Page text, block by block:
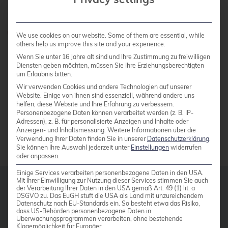
Meet us
Do you have any questions?
0800 credati(v)
+49 2161 9174200
Write e-mail
CONTACT US
From our blog
We use cookies on our website. Some of them are essential, while
others help us improve this site and your experience.
Wenn Sie unter 16 Jahre alt sind und Ihre Zustimmung zu freiwilligen
Diensten geben möchten, müssen Sie Ihre Erziehungsberechtigten
um Erlaubnis bitten.
Wir verwenden Cookies und andere Technologien auf unserer
Website. Einige von ihnen sind essenziell, während andere uns
helfen, diese Website und Ihre Erfahrung zu verbessern.
Personenbezogene Daten können verarbeitet werden (z. B. IP-
Adressen), z. B. für personalisierte Anzeigen und Inhalte oder
Anzeigen- und Inhaltsmessung. Weitere Informationen über die
Verwendung Ihrer Daten finden Sie in unserer Datenschutzerklärung.
Sie können Ihre Auswahl jederzeit unter Einstellungen widerrufen
oder anpassen.
Einige Services verarbeiten personenbezogene Daten in den USA.
Mit Ihrer Einwilligung zur Nutzung dieser Services stimmen Sie auch
der Verarbeitung Ihrer Daten in den USA gemäß Art. 49 (1) lit. a
DSGVO zu. Das EuGH stuft die USA als Land mit unzureichendem
Datenschutz nach EU-Standards ein. So besteht etwa das Risiko,
dass US-Behörden personenbezogene Daten in
Überwachungsprogrammen verarbeiten, ohne bestehende
Klagemöglichkeit für Europäer.